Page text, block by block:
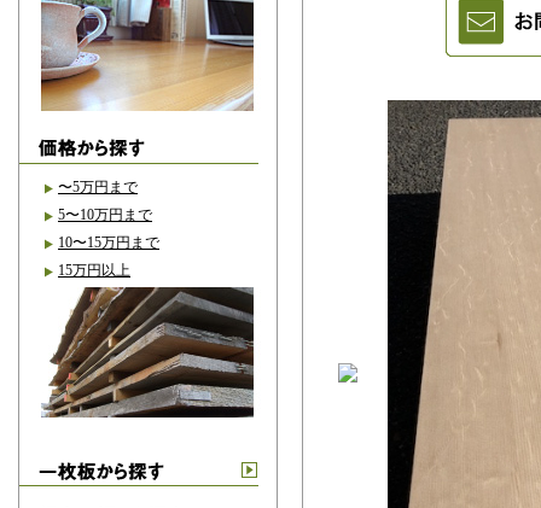
〜5万円まで
5〜10万円まで
10〜15万円まで
15万円以上